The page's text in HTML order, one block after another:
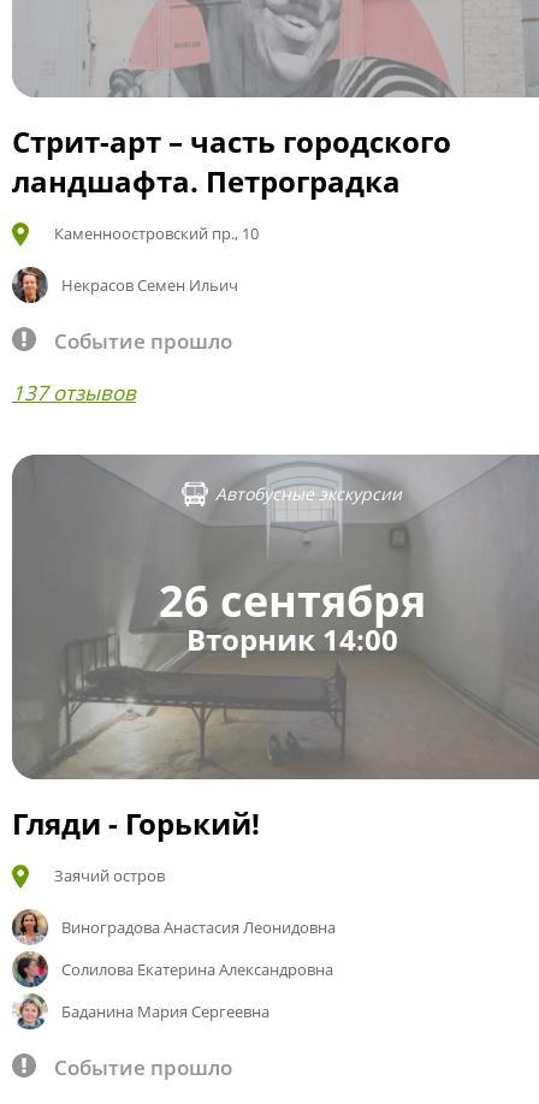
Стрит-арт – часть городского
ландшафта. Петроградка
Каменноостровский пр., 10
Некрасов Семен Ильич
Событие прошло
137 отзывов
Автобусные экскурсии
26 сентября
Вторник 14:00
Гляди - Горький!
Заячий остров
Виноградова Анастасия Леонидовна
Солилова Екатерина Александровна
Баданина Мария Сергеевна
Событие прошло